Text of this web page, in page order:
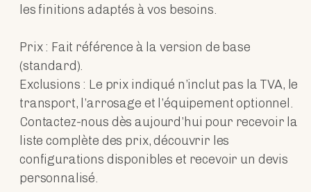
les finitions adaptés à vos besoins.
Prix : Fait référence à la version de base
(standard).
Exclusions : Le prix indiqué n’inclut pas la TVA, le
transport, l’arrosage et l’équipement optionnel.
Contactez-nous dès aujourd’hui pour recevoir la
liste complète des prix, découvrir les
configurations disponibles et recevoir un devis
personnalisé.